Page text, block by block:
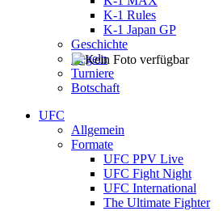
K-1 Rules
K-1 Japan GP
Geschichte
Regeln
Turniere
Botschaft
UFC
Allgemein
Formate
UFC PPV Live
UFC Fight Night
UFC International
The Ultimate Fighter